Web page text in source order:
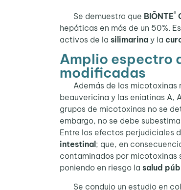
Se demuestra que BIŌNTE®
hepáticas en más de un 50%.
activos de la silimarina y la
Amplio espectro
modificadas
Además de las micotoxinas
beauvericina y las eniatinas A,
grupos de micotoxinas no se
embargo, no se debe
Entre los efectos perjudiciales
intestinal ; que, en
contaminados por micotoxinas
poniendo en riesgo la salud
Se condujo un estudio en